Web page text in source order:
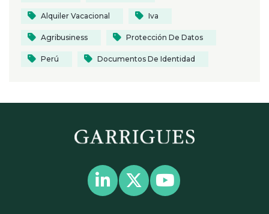
Alquiler Vacacional Iva
Agribusiness Protección De Datos
Perú Documentos De Identidad